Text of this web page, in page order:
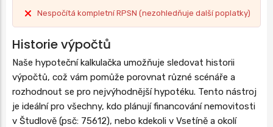
Nespočítá kompletní RPSN (nezohledňuje další poplatky)
Historie výpočtů
Naše hypoteční kalkulačka umožňuje sledovat historii
výpočtů, což vám pomůže porovnat různé scénáře a
rozhodnout se pro nejvýhodnější hypotéku. Tento nástroj
je ideální pro všechny, kdo plánují financování nemovitosti
v Študlově (psč: 75612), nebo kdekoli v Vsetíně a okolí